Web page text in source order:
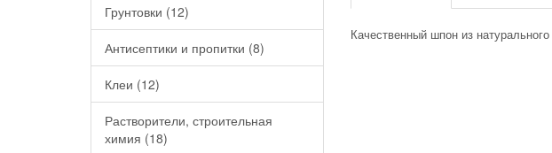
Грунтовки (12)
Антисептики и пропитки (8)
Клеи (12)
Растворители, строительная
химия (18)
Качественный шпон из